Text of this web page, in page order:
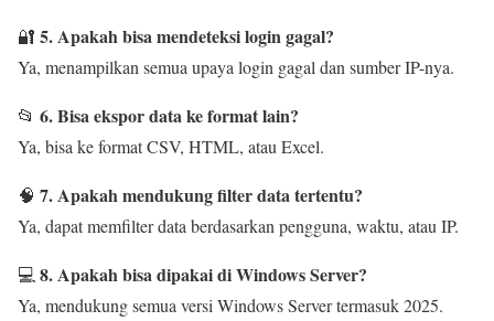
🔐 5. Apakah bisa mendeteksi login gagal?
Ya, menampilkan semua upaya login gagal dan sumber IP-nya.
📂 6. Bisa ekspor data ke format lain?
Ya, bisa ke format CSV, HTML, atau Excel.
🧠 7. Apakah mendukung filter data tertentu?
Ya, dapat memfilter data berdasarkan pengguna, waktu, atau IP.
💻 8. Apakah bisa dipakai di Windows Server?
Ya, mendukung semua versi Windows Server termasuk 2025.